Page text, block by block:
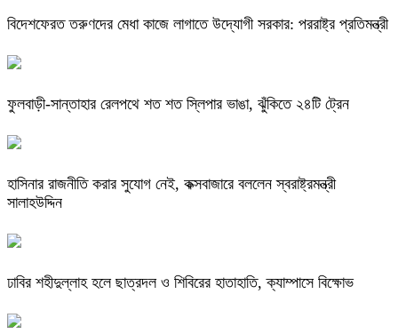
বিদেশফেরত তরুণদের মেধা কাজে লাগাতে উদ্যোগী সরকার: পররাষ্ট্র প্রতিমন্ত্রী
ফুলবাড়ী-সান্তাহার রেলপথে শত শত স্লিপার ভাঙা, ঝুঁকিতে ২৪টি ট্রেন
হাসিনার রাজনীতি করার সুযোগ নেই, কক্সবাজারে বললেন স্বরাষ্ট্রমন্ত্রী
সালাহউদ্দিন
ঢাবির শহীদুল্লাহ হলে ছাত্রদল ও শিবিরের হাতাহাতি, ক্যাম্পাসে বিক্ষোভ